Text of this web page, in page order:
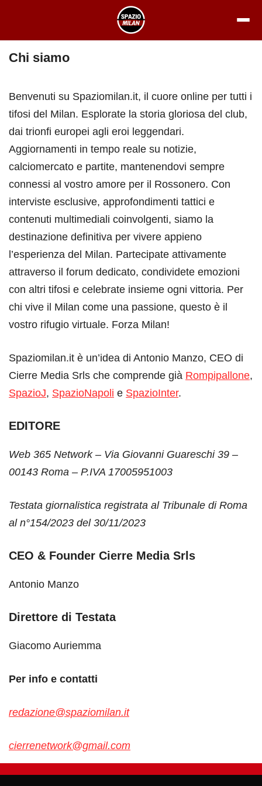
contenuto
Chi siamo
Benvenuti su Spaziomilan.it, il cuore online per tutti i
tifosi del Milan. Esplorate la storia gloriosa del club,
dai trionfi europei agli eroi leggendari.
Aggiornamenti in tempo reale su notizie,
calciomercato e partite, mantenendovi sempre
connessi al vostro amore per il Rossonero. Con
interviste esclusive, approfondimenti tattici e
contenuti multimediali coinvolgenti, siamo la
destinazione definitiva per vivere appieno
l’esperienza del Milan. Partecipate attivamente
attraverso il forum dedicato, condividete emozioni
con altri tifosi e celebrate insieme ogni vittoria. Per
chi vive il Milan come una passione, questo è il
vostro rifugio virtuale. Forza Milan!
Spaziomilan.it è un’idea di Antonio Manzo, CEO di
Cierre Media Srls che comprende già Rompipallone,
SpazioJ, SpazioNapoli e SpazioInter.
EDITORE
Web 365 Network – Via Giovanni Guareschi 39 –
00143 Roma – P.IVA 17005951003
Testata giornalistica registrata al Tribunale di Roma
al n°154/2023 del 30/11/2023
CEO & Founder Cierre Media Srls
Antonio Manzo
Direttore di Testata
Giacomo Auriemma
Per info e contatti
redazione@spaziomilan.it
cierrenetwork@gmail.com